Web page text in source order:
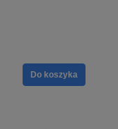
Do koszyka